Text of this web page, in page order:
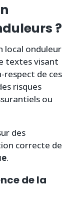
?
local onduleur
textes visant
de ces
risques
ou
des
correcte de
.
de la